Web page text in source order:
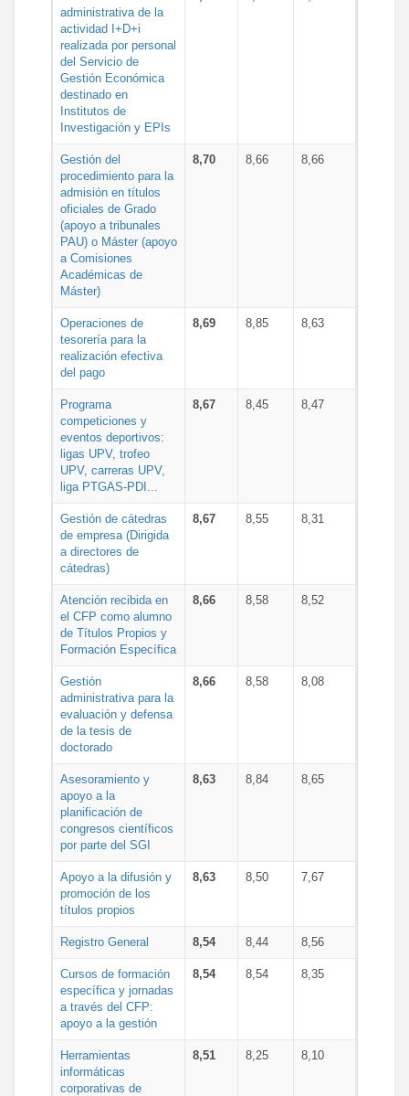
administrativa de la
actividad I+D+i
realizada por personal
del Servicio de
Gestión Económica
destinado en
Institutos de
Investigación y EPIs
Gestión del
procedimiento para la
admisión en títulos
oficiales de Grado
(apoyo a tribunales
PAU) o Máster (apoyo
a Comisiones
Académicas de
Máster)
8,70 8,66 8,66
Operaciones de
tesorería para la
realización efectiva
del pago
8,69 8,85 8,63
Programa
competiciones y
eventos deportivos:
ligas UPV, trofeo
UPV, carreras UPV,
liga PTGAS-PDI...
8,67 8,45 8,47
Gestión de cátedras
de empresa (Dirigida
a directores de
cátedras)
8,67 8,55 8,31
Atención recibida en
el CFP como alumno
de Títulos Propios y
Formación Específica
8,66 8,58 8,52
Gestión
administrativa para la
evaluación y defensa
de la tesis de
doctorado
8,66 8,58 8,08
Asesoramiento y
apoyo a la
planificación de
congresos científicos
por parte del SGI
8,63 8,84 8,65
Apoyo a la difusión y
promoción de los
títulos propios
8,63 8,50 7,67
Registro General 8,54 8,44 8,56
Cursos de formación
específica y jornadas
a través del CFP:
apoyo a la gestión
8,54 8,54 8,35
Herramientas
informáticas
corporativas de
8,51 8,25 8,10